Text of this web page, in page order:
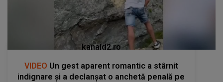
kanald2.ro
VIDEO Un gest aparent romantic a stârnit
indignare și a declanșat o anchetă penală pe